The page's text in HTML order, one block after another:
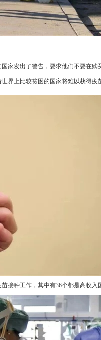
家发出了警告，要求他们不要在
界上比较贫困的国家将难以获得疫
接种工作，其中有36个都是高收